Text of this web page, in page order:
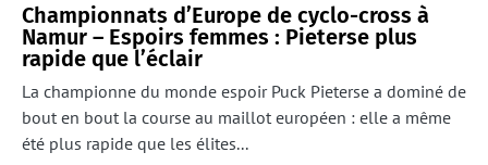
Championnats d’Europe de cyclo-cross à
Namur – Espoirs femmes : Pieterse plus
rapide que l’éclair
La championne du monde espoir Puck Pieterse a dominé de
bout en bout la course au maillot européen : elle a même
été plus rapide que les élites...